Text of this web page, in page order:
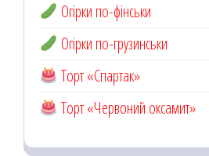
Огірки по-фінськи
Огірки по-грузинськи
Торт «Спартак»
Торт «Червоний оксамит»